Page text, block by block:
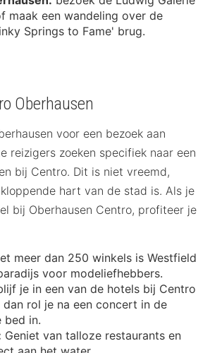
maak een wandeling over de
Springs to Fame' brug.
Oberhausen
voor een bezoek aan
reizigers zoeken specifiek naar een
bij Centro. Dit is niet vreemd,
hart van de stad is. Als je
bij Oberhausen Centro, profiteer je
meer dan 250 winkels is Westfield
voor modeliefhebbers.
je in een van de hotels bij Centro
dan rol je na een concert in de
bed in.
Geniet van talloze restaurants en